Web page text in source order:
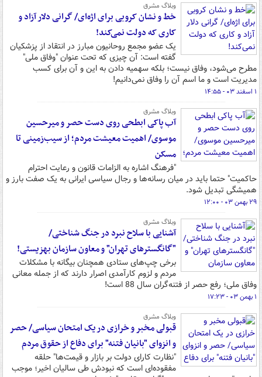
وبلاگ مشرق
خط و نشان کروبی برای اژه‌ای/ گرانی دلار آزاد و
کاری که دولت نمی‌کند!
یک عضو مجمع روحانیون مبارز در انتقاد از پزشکیان
گفته است: آن چیزی که تحت عنوان "وفاق ملی"
مطرح می‌شود، وفاق نیست؛ بلکه سهمیه دادن به این و آن برای کسب
مدیریت است و ما اسم آن را وفاق نمی‌دانیم!
۱ اسفند ۰۳ - ۱۴:۵۵
وبلاگ مشرق
آب پاکی ابطحی روی دست حصر و میرحسین
موسوی/ اهمیت معیشت مردم؛ از سیب‌زمینی تا
مسکن
"فرهنگ اشاره به الزامات قانون و رعایت احترام
حاکمیت" حتما باید در میان رسانه‌ها و رجال سیاسی ایرانی به یک صفت بارز و
همیشگی تبدیل شود.
۲۹ بهمن ۰۳ - ۱۲:۰۰
وبلاگ مشرق
آشنایی با سلاح نبرد در جنگ شناختی/
"گانگسترهای تهران" و معاون سازمان بهزیستی!
برخی چپ‌های ستادی همچنان بیگانه با مشکلات
مردم و لزوم کارآمدی اصرار دارند که از جمله معانی
وفاق ملی؛ رفع حصر از فتنه‌گران سال 88 است!
۱ بهمن ۰۳ - ۱۷:۲۳
وبلاگ مشرق
قبولی مخبر و خرازی در یک امتحان سیاسی/ حصر
و انزوای "بانیان فتنه" برای دفاع از حقوق مردم
"نظارت کارای دولت بر بازار و قیمت‌ها" حلقه
مفقوده‌ای است که نبودش طی سالیان اخیر؛ موجب